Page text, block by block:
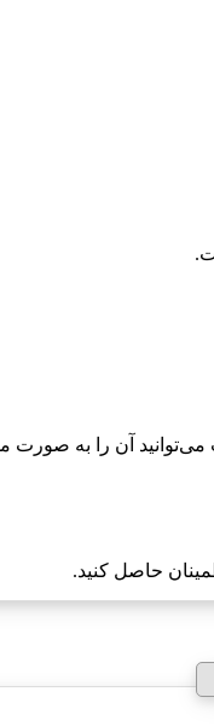
می‌توانید آن را به
حاصل کنید.